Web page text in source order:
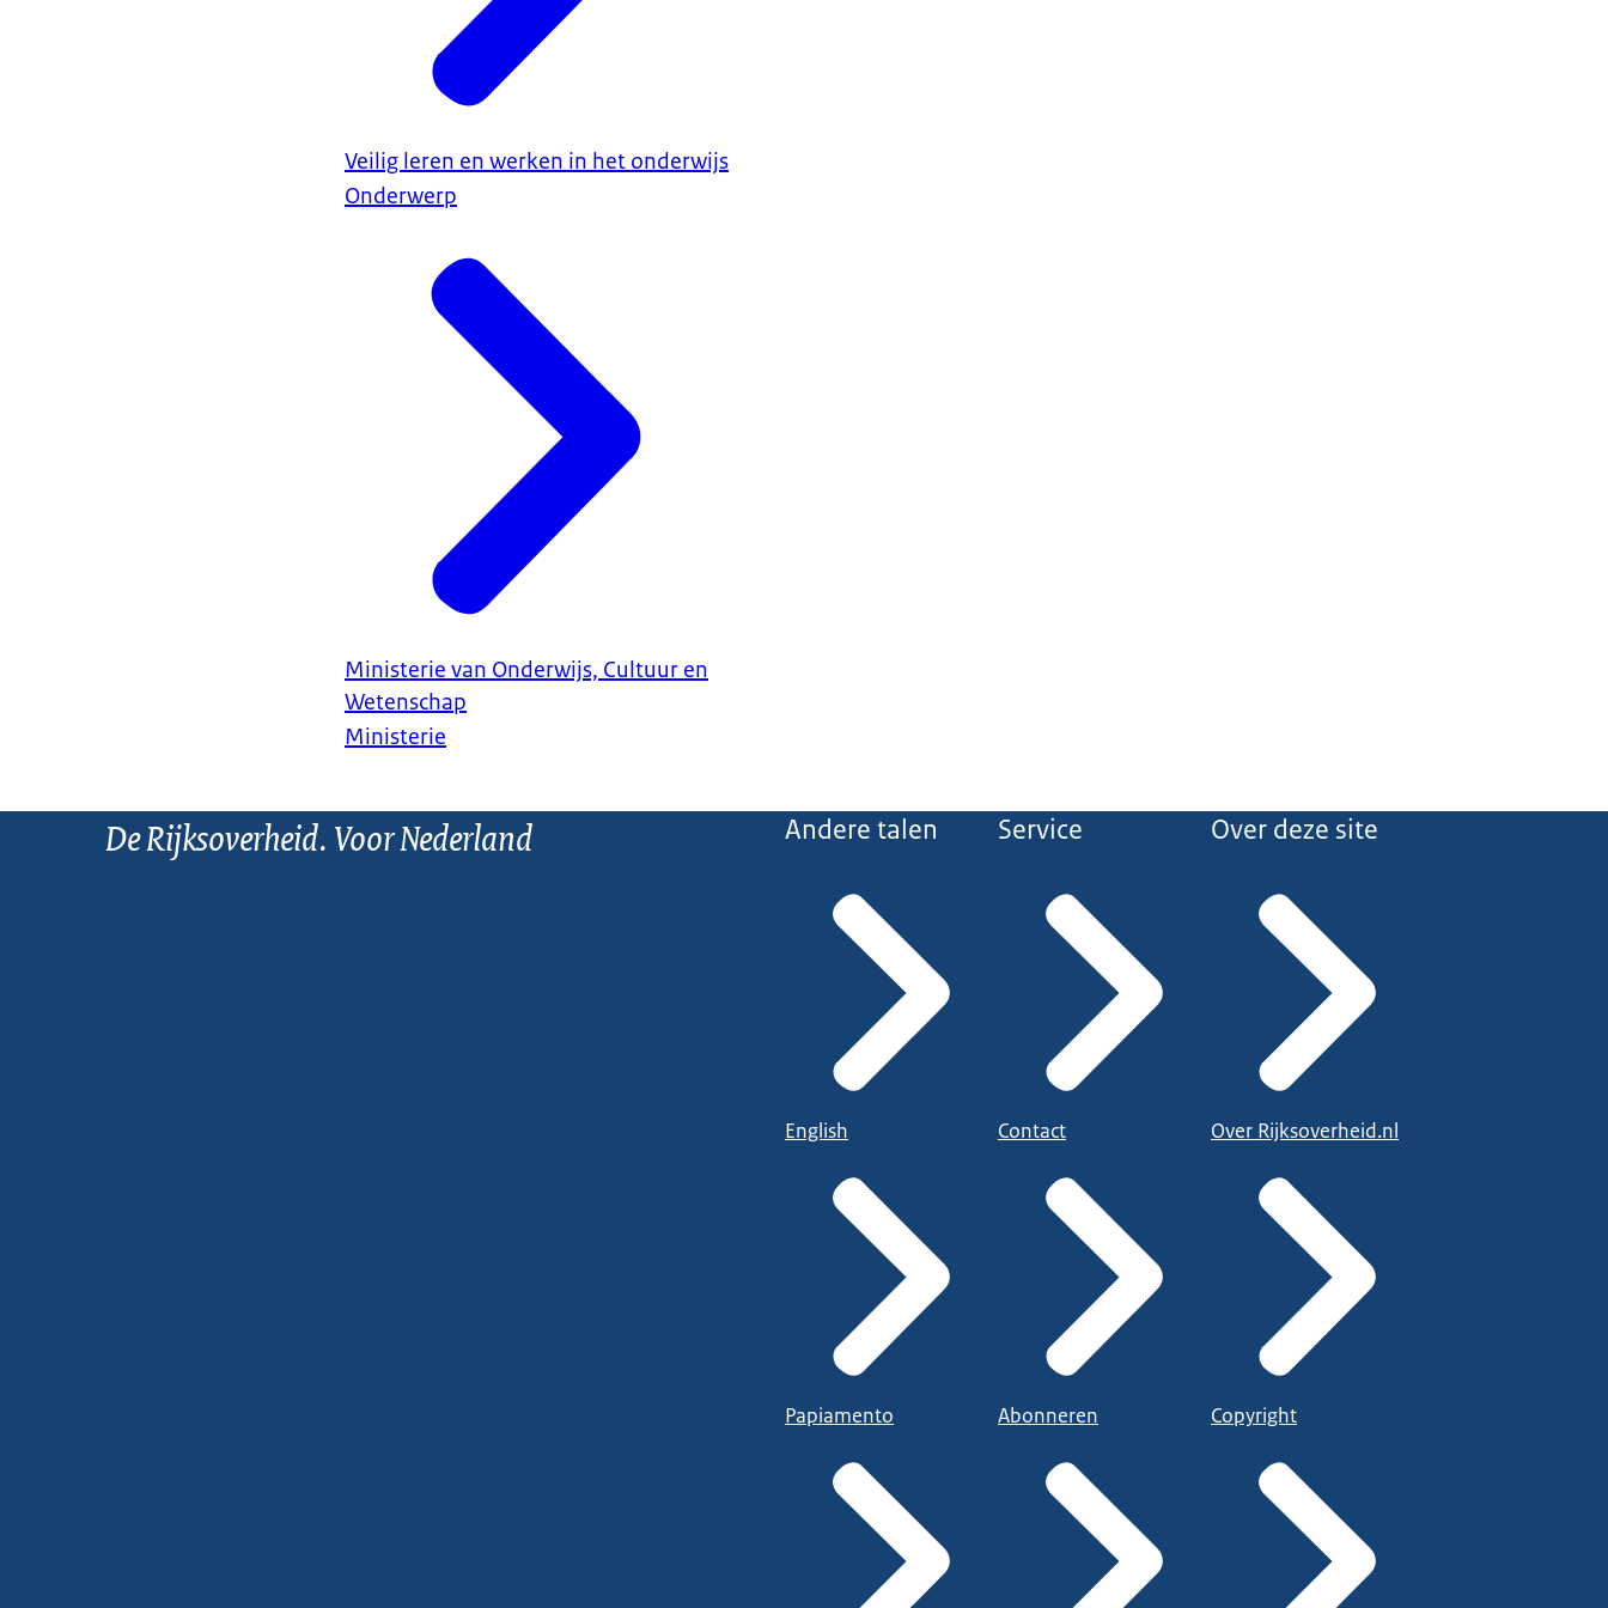
Veilig leren en werken in het onderwijs
Onderwerp
Ministerie van Onderwijs, Cultuur en
Wetenschap
Ministerie
De Rijksoverheid. Voor Nederland Andere talen
English
Papiamento
Service
Contact
Abonneren
Over deze site
Over Rijksoverheid.nl
Copyright